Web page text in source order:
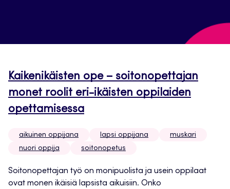
Kaikenikäisten ope – soitonopettajan
monet roolit eri-ikäisten oppilaiden
opettamisessa
aikuinen oppijana lapsi oppijana
muskari
nuori oppija
soitonopetus
Soitonopettajan työ on monipuolista ja usein oppilaat
ovat monen ikäisiä lapsista aikuisiin. Onko